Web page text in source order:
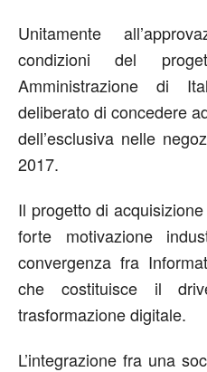
Unitamente
condizioni del
Amministrazione di
deliberato di concedere
dell’esclusiva nelle
2017.
Il progetto di
forte motivazione
convergenza fra
che costituisce il
trasformazione digitale.
L’integrazione fra una